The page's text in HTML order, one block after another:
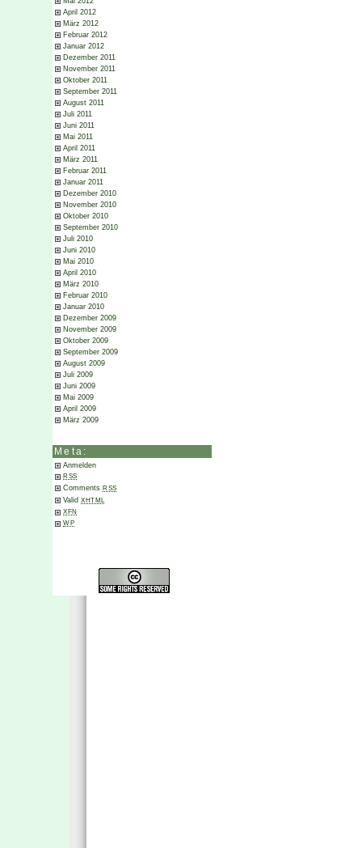
April 2012
März 2012
Februar 2012
Januar 2012
Dezember 2011
November 2011
Oktober 2011
September 2011
August 2011
Juli 2011
Juni 2011
Mai 2011
April 2011
März 2011
Februar 2011
Januar 2011
Dezember 2010
November 2010
Oktober 2010
September 2010
Juli 2010
Juni 2010
Mai 2010
April 2010
März 2010
Februar 2010
Januar 2010
Dezember 2009
November 2009
Oktober 2009
September 2009
August 2009
Juli 2009
Juni 2009
Mai 2009
April 2009
März 2009
Meta:
Anmelden
RSS
Comments RSS
Valid XHTML
XFN
WP